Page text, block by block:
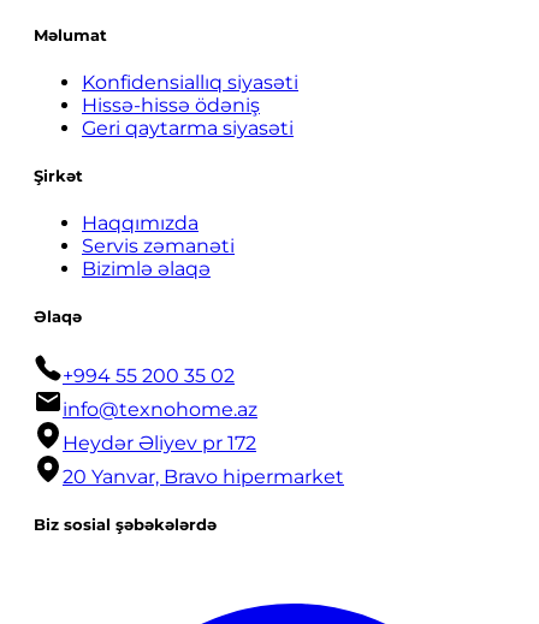
Məlumat
Konfidensiallıq siyasəti
Hissə-hissə ödəniş
Geri qaytarma siyasəti
Şirkət
Haqqımızda
Servis zəmanəti
Bizimlə əlaqə
Əlaqə
+994 55 200 35 02
info@texnohome.az
Heydər Əliyev pr 172
20 Yanvar, Bravo hipermarket
Biz sosial şəbəkələrdə